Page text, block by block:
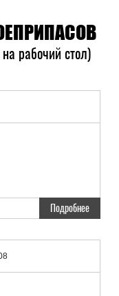
рабочий стол)
Подробнее